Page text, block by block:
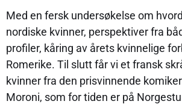
Med en fersk undersøkelse om
nordiske kvinner, perspektiver fra
profiler, kåring av årets kvinnelige
Romerike. Til slutt får vi et fransk
kvinner fra den prisvinnende
Moroni, som for tiden er på